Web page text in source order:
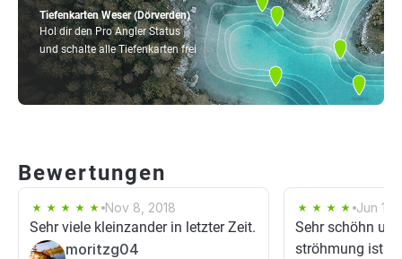
Tiefenkarten Weser (Dörverden)
Hol dir den Pro Angler Status
und schalte alle Tiefenkarten frei
Bewertungen
Nov 8, 2018
Sehr viele kleinzander in letzter Zeit.
moritzg04
Jun 16,
Sehr schöhn
ströhmung ist